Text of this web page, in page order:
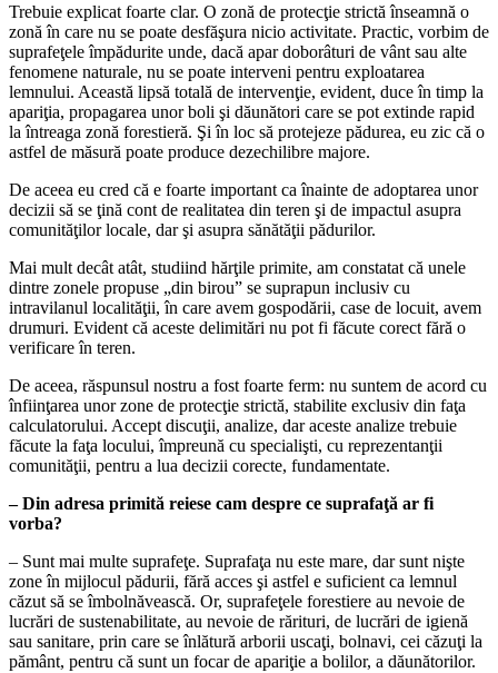
Trebuie explicat foarte clar. O zonă de protecţie strictă înseamnă o
zonă în care nu se poate desfăşura nicio activitate. Practic, vorbim de
suprafeţele împădurite unde, dacă apar doborâturi de vânt sau alte
fenomene naturale, nu se poate interveni pentru exploatarea
lemnului. Această lipsă totală de intervenţie, evident, duce în timp la
apariţia, propagarea unor boli şi dăunători care se pot extinde rapid
la întreaga zonă forestieră. Şi în loc să protejeze pădurea, eu zic că o
astfel de măsură poate produce dezechilibre majore.
De aceea eu cred că e foarte important ca înainte de adoptarea unor
decizii să se ţină cont de realitatea din teren şi de impactul asupra
comunităţilor locale, dar şi asupra sănătăţii pădurilor.
Mai mult decât atât, studiind hărţile primite, am constatat că unele
dintre zonele propuse „din birou” se suprapun inclusiv cu
intravilanul localităţii, în care avem gospodării, case de locuit, avem
drumuri. Evident că aceste delimitări nu pot fi făcute corect fără o
verificare în teren.
De aceea, răspunsul nostru a fost foarte ferm: nu suntem de acord cu
înfiinţarea unor zone de protecţie strictă, stabilite exclusiv din faţa
calculatorului. Accept discuţii, analize, dar aceste analize trebuie
făcute la faţa locului, împreună cu specialişti, cu reprezentanţii
comunităţii, pentru a lua decizii corecte, fundamentate.
– Din adresa primită reiese cam despre ce suprafaţă ar fi
vorba?
– Sunt mai multe suprafeţe. Suprafaţa nu este mare, dar sunt nişte
zone în mijlocul pădurii, fără acces şi astfel e suficient ca lemnul
căzut să se îmbolnăvească. Or, suprafeţele forestiere au nevoie de
lucrări de sustenabilitate, au nevoie de rărituri, de lucrări de igienă
sau sanitare, prin care se înlătură arborii uscaţi, bolnavi, cei căzuţi la
pământ, pentru că sunt un focar de apariţie a bolilor, a dăunătorilor.